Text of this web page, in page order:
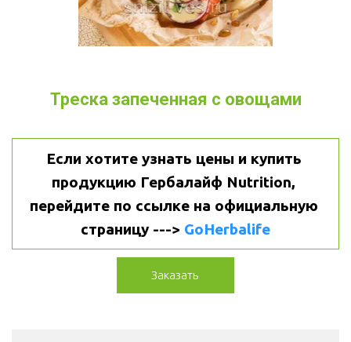
Треска запеченная с овощами
Если хотите узнать цены и купить
продукцию Гербалайф Nutrition,
перейдите по ссылке на официальную
страницу ---> GoHerbalife
Заказать